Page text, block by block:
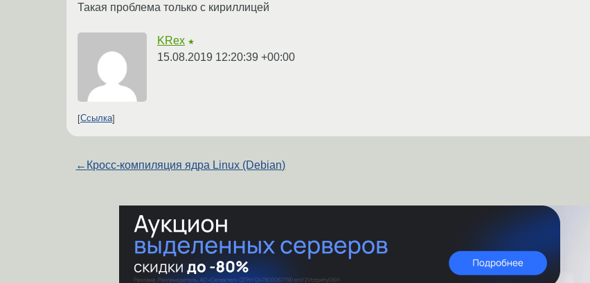
Такая проблема только с кириллицей
KRex ★
15.08.2019 12:20:39 +00:00
Ссылка
← Кросс-компиляция ядра Linux (Debian)